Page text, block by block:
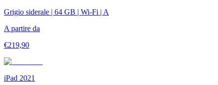
Grigio siderale | 64 GB | Wi-Fi | A
A partire da
€219,90
iPad 2021